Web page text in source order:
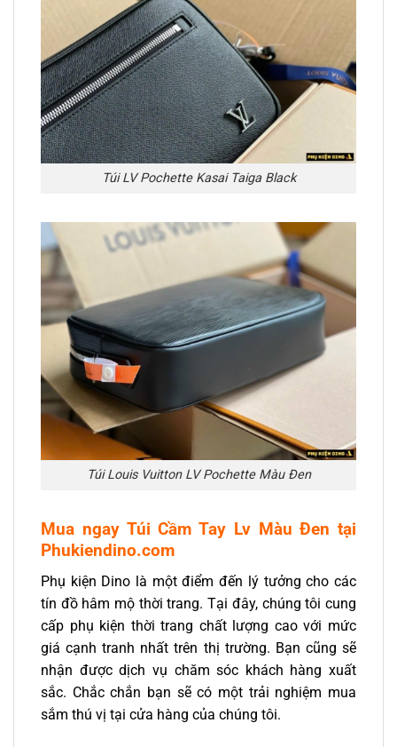
Túi LV Pochette Kasai Taiga Black
Túi Louis Vuitton LV Pochette Màu Đen
Mua ngay Túi Cầm Tay Lv Màu Đen tại
Phukiendino.com
Phụ kiện Dino là một điểm đến lý tưởng cho các
tín đồ hâm mộ thời trang. Tại đây, chúng tôi cung
cấp phụ kiện thời trang chất lượng cao với mức
giá cạnh tranh nhất trên thị trường. Bạn cũng sẽ
nhận được dịch vụ chăm sóc khách hàng xuất
sắc. Chắc chắn bạn sẽ có một trải nghiệm mua
sắm thú vị tại cửa hàng của chúng tôi.